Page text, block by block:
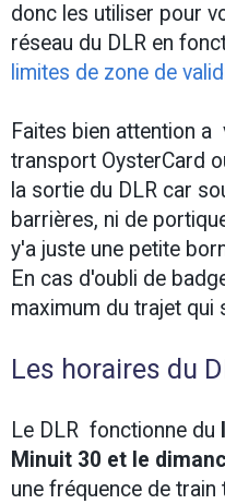
donc les utiliser pour
réseau du DLR en
limites de zone de
Faites bien attention
transport OysterCard
la sortie du DLR car
barrières, ni de
y'a juste une petite
En cas d'oubli de
maximum du trajet qui
Les horaires du
Le DLR fonctionne du
Minuit 30 et le
une fréquence de